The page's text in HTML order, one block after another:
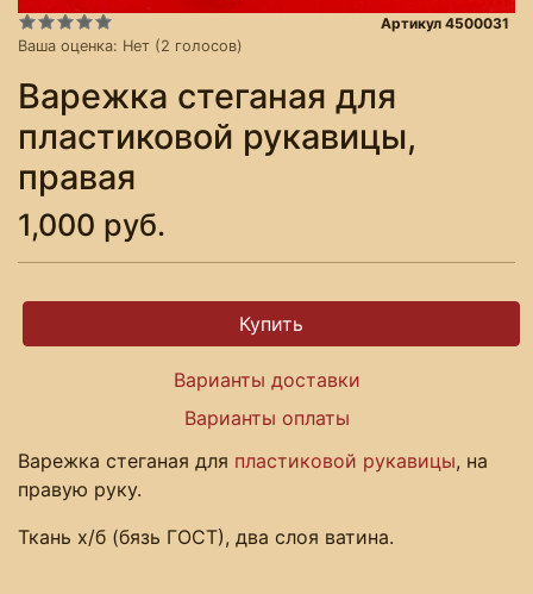
Ваша оценка: Нет (2 голосов)
Артикул 4500031
Варежка стеганая для
пластиковой рукавицы,
правая
1,000 руб.
Варианты доставки
Варианты оплаты
Варежка стеганая для пластиковой рукавицы, на
правую руку.
Ткань х/б (бязь ГОСТ), два слоя ватина.